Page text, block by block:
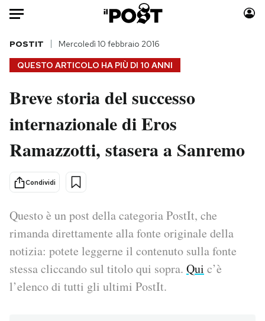
Auto
HOME
Italia
Politica
Tecnologia
Scienza
Economia
Sport
Moda
Consumismi
Storie/Idee
Altrecose
Mondiali calcio 2026
PODCAST
QUESTO ARTICOLO HA PIÙ DI 10 ANNI
POSTIT Mercoledì 10 febbraio 2016
Breve storia del successo
internazionale di Eros
Ramazzotti, stasera a Sanremo
Condividi
Questo è un post della categoria PostIt, che
rimanda direttamente alla fonte originale della
notizia: potete leggerne il contenuto sulla fonte
stessa cliccando sul titolo qui sopra. Qui c’è
l’elenco di tutti gli ultimi PostIt.